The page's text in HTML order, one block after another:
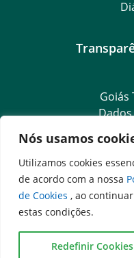
Nós usamos
Utilizamos cookies
de acordo com a nossa
de Cookies , ao
estas condições.
Redefinir Cookies
Goiás
SIC – Serviço
e-SIC – Serviço
Acesso às Informações
Ouvidoria
Ouvidoria